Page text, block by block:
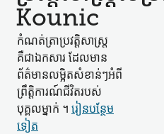
Kounic
កំណត់ត្រា​ប្រវត្តិសាស្ត្រ​
គឺជា​ឯកសារ ដែល​មាន​
ព័ត៌មាន​លម្អិត​សំខាន់ៗ​អំពី​
ព្រឹត្តិការណ៍​ជីវិត​របស់​
បុគ្គល​ម្នាក់ ។ រៀន​បន្ថែម​
ទៀត